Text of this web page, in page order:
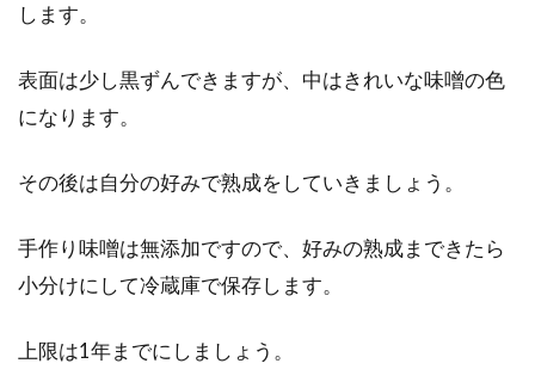
します。
表面は少し黒ずんできますが、中はきれいな味噌の色
になります。
その後は自分の好みで熟成をしていきましょう。
手作り味噌は無添加ですので、好みの熟成まできたら
小分けにして冷蔵庫で保存します。
上限は1年までにしましょう。